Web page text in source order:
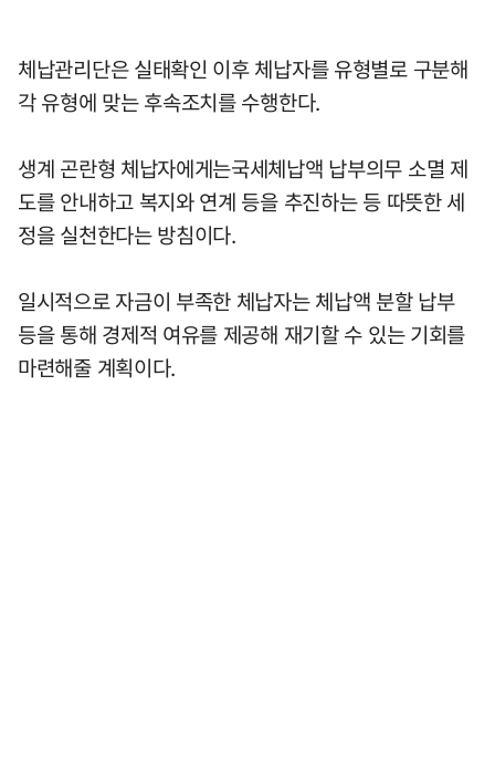
체납관리단은 실태확인 이후 체납자를 유형별로 구분해
각 유형에 맞는 후속조치를 수행한다.
생계 곤란형 체납자에게는국세체납액 납부의무 소멸 제
도를 안내하고 복지와 연계 등을 추진하는 등 따뜻한 세
정을 실천한다는 방침이다.
일시적으로 자금이 부족한 체납자는 체납액 분할 납부
등을 통해 경제적 여유를 제공해 재기할 수 있는 기회를
마련해줄 계획이다.